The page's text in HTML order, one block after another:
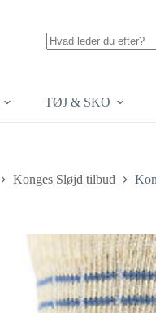
TØJ & SKO
Konges Sløjd tilbud